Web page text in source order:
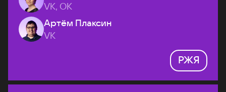
VK, ОК
Артём Плаксин
VK
РЖЯ